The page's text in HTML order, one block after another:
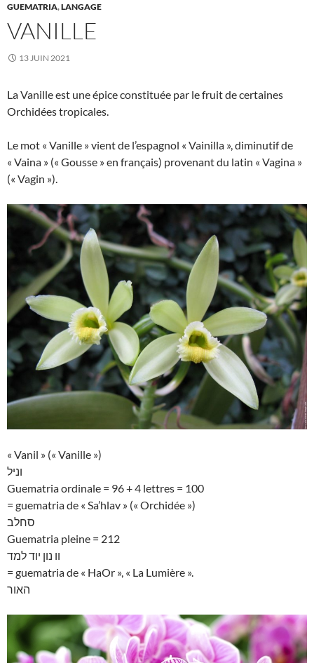
GUEMATRIA,LANGAGE
VANILLE
13 JUIN 2021
La Vanille est une épice constituée par le fruit de certaines
Orchidées tropicales.
Le mot « Vanille » vient de l’espagnol « Vainilla », diminutif de
« Vaina » (« Gousse » en français) provenant du latin « Vagina »
(« Vagin »).
« Vanil » (« Vanille »)
וניל
Guematria ordinale = 96 + 4 lettres = 100
= guematria de « Sa’hlav » (« Orchidée »)
סחלב
Guematria pleine = 212
וו נון יוד למד
= guematria de « HaOr », « La Lumière ».
האור